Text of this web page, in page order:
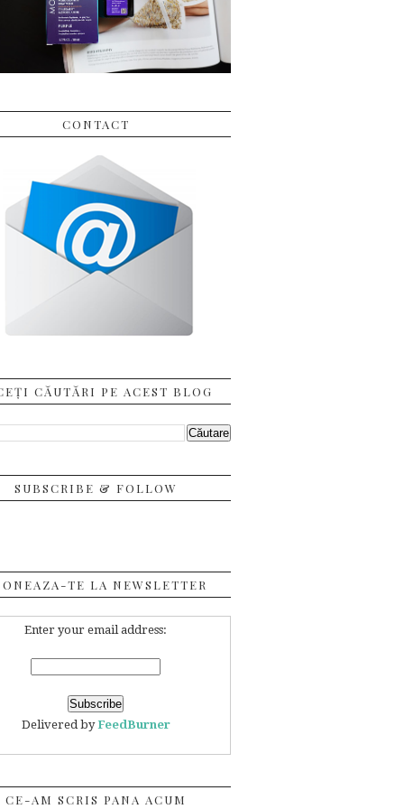
CONTACT
CĂUTĂRI PE ACEST BLOG
SUBSCRIBE & FOLLOW
TE LA NEWSLETTER
Enter your email address:
Delivered byFeedBurner
CE-AM SCRIS PANA ACUM